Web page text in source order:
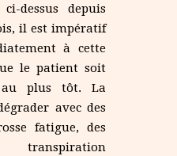
dessus depuis
il est impératif
à cette
le patient soit
plus tôt. La
avec des
fatigue, des